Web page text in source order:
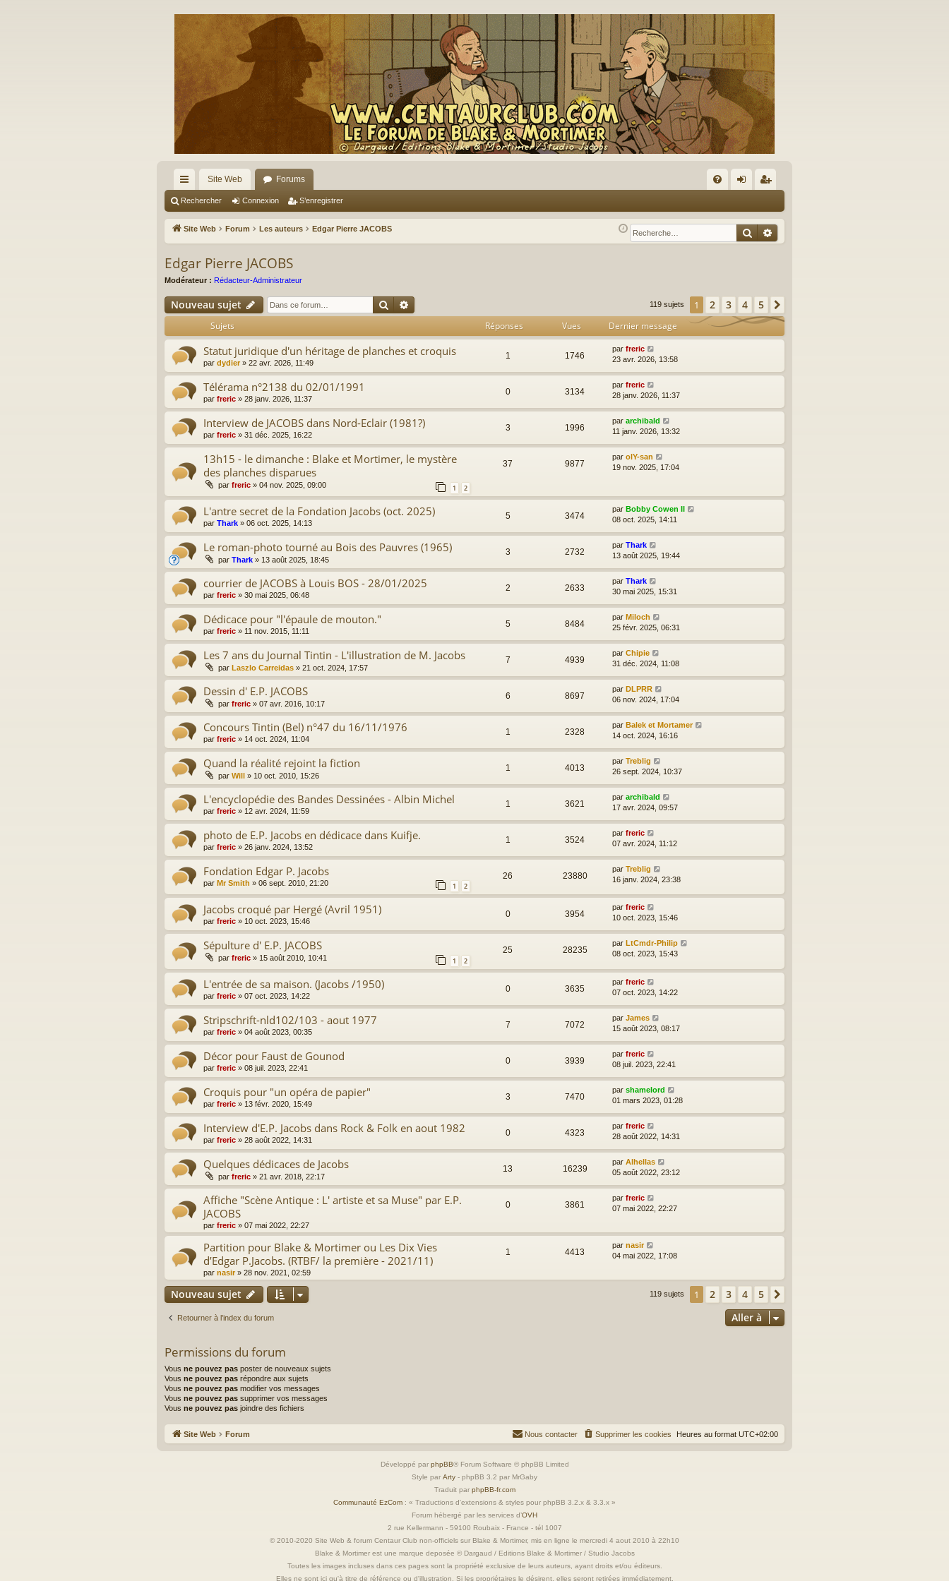
cc
ès
ra
pi
de
Site Web Forums
Q ne
xi
nr
eg
Rechercher Connexion S’enregistrer
Site Web Forum Les auteurs Edgar Pierre JACOBS Rechercher
Recherche avancée
Edgar Pierre JACOBS
Modérateur : Rédacteur-Administrateur
Nouveau sujet Rechercher 119 sujets 1 2 3 4 5
Sujets Réponses Vues Dernier message
Statut juridique d'un héritage de planches et croquis
par dydier » 22 avr. 2026, 11:49
1 1746
par freric
23 avr. 2026, 13:58
Télérama n°2138 du 02/01/1991
par freric » 28 janv. 2026, 11:37
0 3134
par freric
28 janv. 2026, 11:37
Interview de JACOBS dans Nord-Eclair (1981?)
par freric » 31 déc. 2025, 16:22
3 1996
par archibald
11 janv. 2026, 13:32
13h15 - le dimanche : Blake et Mortimer, le mystère
des planches disparues
par freric » 04 nov. 2025, 09:00 1 2
37 9877
par olY-san
19 nov. 2025, 17:04
L'antre secret de la Fondation Jacobs (oct. 2025)
par Thark » 06 oct. 2025, 14:13
5 3474
par Bobby Cowen II
08 oct. 2025, 14:11
Le roman-photo tourné au Bois des Pauvres (1965)
par Thark » 13 août 2025, 18:45
3 2732
par Thark
13 août 2025, 19:44
courrier de JACOBS à Louis BOS - 28/01/2025
par freric » 30 mai 2025, 06:48
2 2633
par Thark
30 mai 2025, 15:31
Dédicace pour "l'épaule de mouton."
par freric » 11 nov. 2015, 11:11
5 8484
par Miloch
25 févr. 2025, 06:31
Les 7 ans du Journal Tintin - L'illustration de M. Jacobs
par Laszlo Carreidas » 21 oct. 2024, 17:57
7 4939
par Chipie
31 déc. 2024, 11:08
Dessin d' E.P. JACOBS
par freric » 07 avr. 2016, 10:17
6 8697
par DLPRR
06 nov. 2024, 17:04
Concours Tintin (Bel) n°47 du 16/11/1976
par freric » 14 oct. 2024, 11:04
1 2328
par Balek et Mortamer
14 oct. 2024, 16:16
Quand la réalité rejoint la fiction
par Will » 10 oct. 2010, 15:26
1 4013
par Treblig
26 sept. 2024, 10:37
L'encyclopédie des Bandes Dessinées - Albin Michel
par freric » 12 avr. 2024, 11:59
1 3621
par archibald
17 avr. 2024, 09:57
photo de E.P. Jacobs en dédicace dans Kuifje.
par freric » 26 janv. 2024, 13:52
1 3524
par freric
07 avr. 2024, 11:12
Fondation Edgar P. Jacobs
par Mr Smith » 06 sept. 2010, 21:20 1 2
26 23880
par Treblig
16 janv. 2024, 23:38
Jacobs croqué par Hergé (Avril 1951)
par freric » 10 oct. 2023, 15:46
0 3954
par freric
10 oct. 2023, 15:46
Sépulture d' E.P. JACOBS
par freric » 15 août 2010, 10:41 1 2
25 28235
par LtCmdr-Philip
08 oct. 2023, 15:43
L'entrée de sa maison. (Jacobs /1950)
par freric » 07 oct. 2023, 14:22
0 3635
par freric
07 oct. 2023, 14:22
Stripschrift-nld102/103 - aout 1977
par freric » 04 août 2023, 00:35
7 7072
par James
15 août 2023, 08:17
Décor pour Faust de Gounod
par freric » 08 juil. 2023, 22:41
0 3939
par freric
08 juil. 2023, 22:41
Croquis pour "un opéra de papier"
par freric » 13 févr. 2020, 15:49
3 7470
par shamelord
01 mars 2023, 01:28
Interview d'E.P. Jacobs dans Rock & Folk en aout 1982
par freric » 28 août 2022, 14:31
0 4323
par freric
28 août 2022, 14:31
Quelques dédicaces de Jacobs
par freric » 21 avr. 2018, 22:17
13 16239
par Alhellas
05 août 2022, 23:12
Affiche "Scène Antique : L' artiste et sa Muse" par E.P.
JACOBS
par freric » 07 mai 2022, 22:27
0 3861
par freric
07 mai 2022, 22:27
Partition pour Blake & Mortimer ou Les Dix Vies
d’Edgar P.Jacobs. (RTBF/ la première - 2021/11)
par nasir » 28 nov. 2021, 02:59
1 4413
par nasir
04 mai 2022, 17:08
Nouveau sujet 119 sujets 1 2 3 4 5
Retourner à l’index du forum Aller à
Permissions du forum
Vous ne pouvez pas poster de nouveaux sujets
Vous ne pouvez pas répondre aux sujets
Vous ne pouvez pas modifier vos messages
Vous ne pouvez pas supprimer vos messages
Vous ne pouvez pas joindre des fichiers
Site Web Forum Heures au format UTC+02:00
Supprimer les cookies
Nous contacter
Développé par phpBB® Forum Software © phpBB Limited
Style par Arty - phpBB 3.2 par MrGaby
Traduit par phpBB-fr.com
Communauté EzCom : « Traductions d'extensions & styles pour phpBB 3.2.x & 3.3.x »
Forum hébergé par les services d’OVH
2 rue Kellermann - 59100 Roubaix - France - tél 1007
© 2010-2020 Site Web & forum Centaur Club non-officiels sur Blake & Mortimer, mis en ligne le mercredi 4 aout 2010 à 22h10
Blake & Mortimer est une marque deposée © Dargaud / Editions Blake & Mortimer / Studio Jacobs
Toutes les images incluses dans ces pages sont la propriété exclusive de leurs auteurs, ayant droits et/ou éditeurs.
Elles ne sont ici qu'à titre de référence ou d'illustration. Si les propriétaires le désirent, elles seront retirées immédiatement.